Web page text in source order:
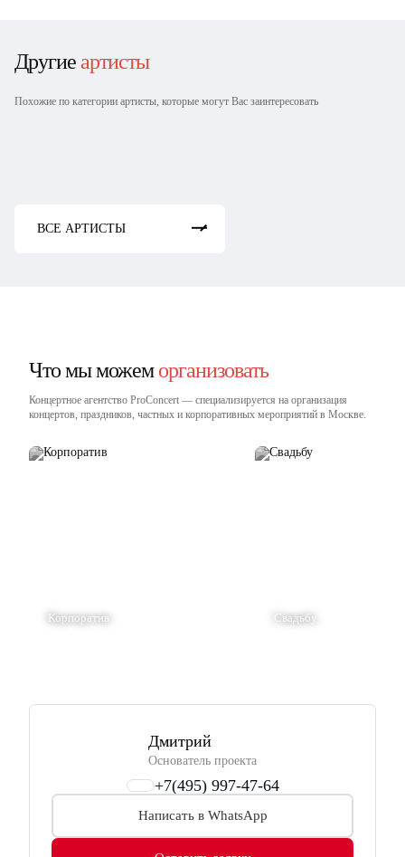
Другие артисты
Похожие по категории артисты, которые могут Вас заинтересовать
ВСЕ АРТИСТЫ
Что мы можеморганизовать
Концертное агентство ProConcert — cпециализируется на организация
концертов, праздников, частных и корпоративных мероприятий в Москве.
Корпоратив Свадьбу
Дмитрий
Основатель проекта
+7(495) 997-47-64
Написать в WhatsApp